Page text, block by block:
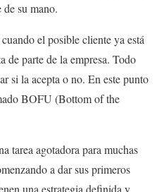
de su mano.
cuando el posible cliente ya está
de parte de la empresa. Todo
si la acepta o no. En este punto
BOFU (Bottom of the
tarea agotadora para muchas
a dar sus primeros
una estrategia definida y